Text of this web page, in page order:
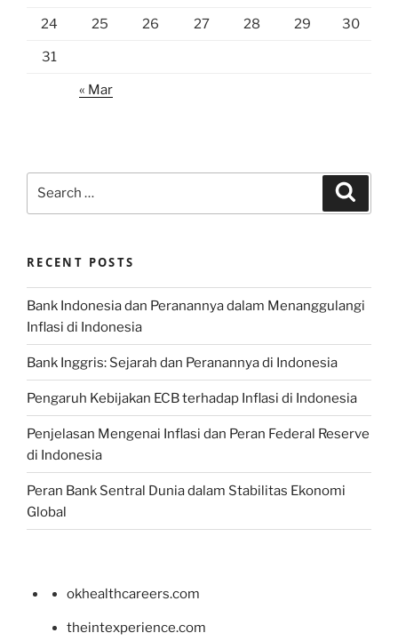
24 25 26 27 28 29 30
31
« Mar
RECENT POSTS
Bank Indonesia dan Peranannya dalam Menanggulangi
Inflasi di Indonesia
Bank Inggris: Sejarah dan Peranannya di Indonesia
Pengaruh Kebijakan ECB terhadap Inflasi di Indonesia
Penjelasan Mengenai Inflasi dan Peran Federal Reserve
di Indonesia
Peran Bank Sentral Dunia dalam Stabilitas Ekonomi
Global
okhealthcareers.com
theintexperience.com